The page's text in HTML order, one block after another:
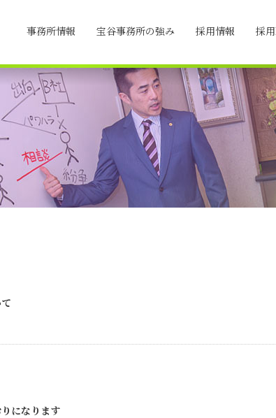
事務所情報 宝谷事務所の強み 採用情報 採
になります